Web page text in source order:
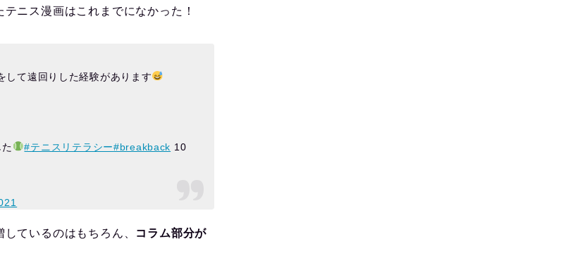
ニス漫画はこれまでになかった！
して遠回りした経験があります
#テニスリテラシー#breakback 10
ているのはもちろん、 コラム部分が